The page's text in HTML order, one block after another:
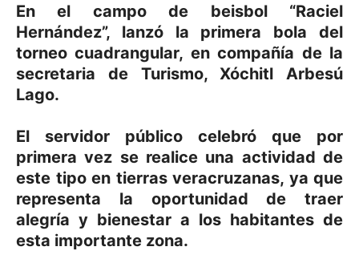
En el campo de beisbol “Raciel
Hernández”, lanzó la primera bola del
torneo cuadrangular, en compañía de la
secretaria de Turismo, Xóchitl Arbesú
Lago.
El servidor público celebró que por
primera vez se realice una actividad de
este tipo en tierras veracruzanas, ya que
representa la oportunidad de traer
alegría y bienestar a los habitantes de
esta importante zona.